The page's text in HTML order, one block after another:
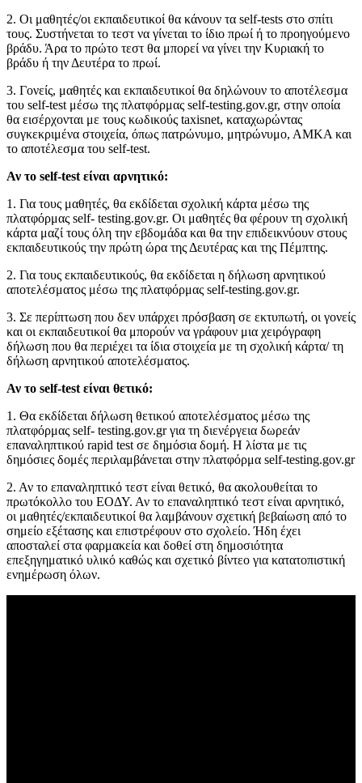
2. Οι μαθητές/οι εκπαιδευτικοί θα κάνουν τα self-tests στο σπίτι
τους. Συστήνεται το τεστ να γίνεται το ίδιο πρωί ή το προηγούμενο
βράδυ. Άρα το πρώτο τεστ θα μπορεί να γίνει την Κυριακή το
βράδυ ή την Δευτέρα το πρωί.
3. Γονείς, μαθητές και εκπαιδευτικοί θα δηλώνουν το αποτέλεσμα
του self-test μέσω της πλατφόρμας self-testing.gov.gr, στην οποία
θα εισέρχονται με τους κωδικούς taxisnet, καταχωρώντας
συγκεκριμένα στοιχεία, όπως πατρώνυμο, μητρώνυμο, ΑΜΚΑ και
το αποτέλεσμα του self-test.
Αν το self-test είναι αρνητικό:
1. Για τους μαθητές, θα εκδίδεται σχολική κάρτα μέσω της
πλατφόρμας self- testing.gov.gr. Οι μαθητές θα φέρουν τη σχολική
κάρτα μαζί τους όλη την εβδομάδα και θα την επιδεικνύουν στους
εκπαιδευτικούς την πρώτη ώρα της Δευτέρας και της Πέμπτης.
2. Για τους εκπαιδευτικούς, θα εκδίδεται η δήλωση αρνητικού
αποτελέσματος μέσω της πλατφόρμας self-testing.gov.gr.
3. Σε περίπτωση που δεν υπάρχει πρόσβαση σε εκτυπωτή, οι γονείς
και οι εκπαιδευτικοί θα μπορούν να γράφουν μια χειρόγραφη
δήλωση που θα περιέχει τα ίδια στοιχεία με τη σχολική κάρτα/ τη
δήλωση αρνητικού αποτελέσματος.
Αν το self-test είναι θετικό:
1. Θα εκδίδεται δήλωση θετικού αποτελέσματος μέσω της
πλατφόρμας self- testing.gov.gr για τη διενέργεια δωρεάν
επαναληπτικού rapid test σε δημόσια δομή. Η λίστα με τις
δημόσιες δομές περιλαμβάνεται στην πλατφόρμα self-testing.gov.gr
2. Αν το επαναληπτικό τεστ είναι θετικό, θα ακολουθείται το
πρωτόκολλο του ΕΟΔΥ. Αν το επαναληπτικό τεστ είναι αρνητικό,
οι μαθητές/εκπαιδευτικοί θα λαμβάνουν σχετική βεβαίωση από το
σημείο εξέτασης και επιστρέφουν στο σχολείο. Ήδη έχει
αποσταλεί στα φαρμακεία και δοθεί στη δημοσιότητα
επεξηγηματικό υλικό καθώς και σχετικό βίντεο για κατατοπιστική
ενημέρωση όλων.